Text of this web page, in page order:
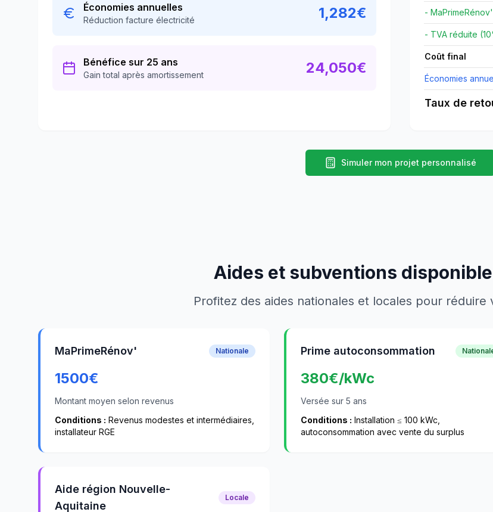
Économies annuelles
Réduction facture électricité 1,282€
Bénéfice sur 25 ans
Gain total après amortissement 24,050€
- MaPrimeRénov'
- TVA réduite
Coût final
Économies
Taux de
Simuler mon projet personnalisé
Aides et subventions
Profitez des aides nationales et locales pour réduire
MaPrimeRénov' Nationale
1500€
Montant moyen selon revenus
Conditions : Revenus modestes et intermédiaires,
installateur RGE
Prime autoconsommation
380€/kWc
Versée sur 5 ans
Conditions : Installation ≤ 100 kWc,
autoconsommation avec vente du surplus
Aide région Nouvelle-
Aquitaine
Locale